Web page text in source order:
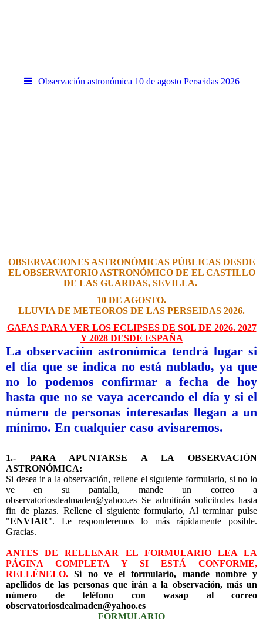
Observación astronómica 10 de agosto Perseidas 2026
OBSERVACIONES ASTRONÓMICAS PÚBLICAS DESDE
EL OBSERVATORIO ASTRONÓMICO DE EL CASTILLO
DE LAS GUARDAS, SEVILLA.
10 DE AGOSTO.
LLUVIA DE METEOROS DE LAS PERSEIDAS 2026.
GAFAS PARA VER LOS ECLIPSES DE SOL DE 2026. 2027
Y 2028 DESDE ESPAÑA
La observación astronómica tendrá lugar si
el día que se indica no está nublado, ya que
no lo podemos confirmar a fecha de hoy
hasta que no se vaya acercando el día y si el
número de personas interesadas llegan a un
mínimo. En cualquier caso avisaremos.
1.- PARA APUNTARSE A LA OBSERVACIÓN
ASTRONÓMICA:
Si desea ir a la observación, rellene el siguiente formulario, si no lo
ve en su pantalla, mande un correo a
observatoriosdealmaden@yahoo.es Se admitirán solicitudes hasta
fin de plazas. Rellene el siguiente formulario, Al terminar pulse
"ENVIAR". Le responderemos lo más rápidamente posible.
Gracias.
ANTES DE RELLENAR EL FORMULARIO LEA LA
PÁGINA COMPLETA Y SI ESTÁ CONFORME,
RELLÉNELO.Si no ve el formulario, mande nombre y
apellidos de las personas que irán a la observación, más un
número de teléfono con wasap al correo
observatoriosdealmaden@yahoo.es
FORMULARIO